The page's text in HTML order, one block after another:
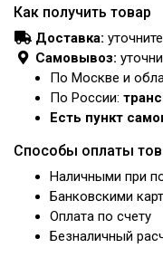
Как получить товар
Доставка:
Самовывоз:
По Москве и
По России:
Есть пункт
Способы оплаты
Наличными при
Банковскими
Оплата по счету
Безналичный